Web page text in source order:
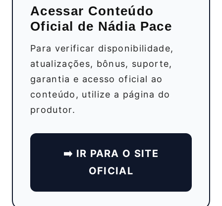
Acessar Conteúdo
Oficial de Nádia Pace
Para verificar disponibilidade,
atualizações, bônus, suporte,
garantia e acesso oficial ao
conteúdo, utilize a página do
produtor.
➡️ IR PARA O SITE
OFICIAL